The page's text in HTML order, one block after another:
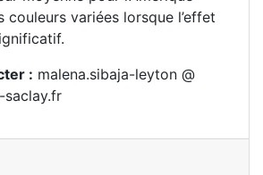
couleurs variées lorsque l’effet
: malena.sibaja-leyton @
saclay.fr